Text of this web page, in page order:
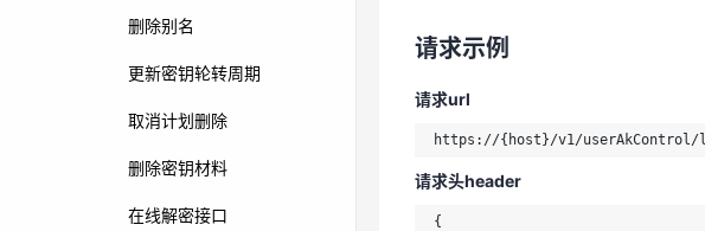
删除别名
更新密钥轮转周期
取消计划删除
删除密钥材料
在线解密接口
{
"pageNum"
}
请求示例
请求url
请求头header
{